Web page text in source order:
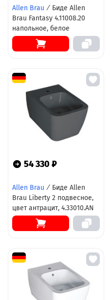
Allen Brau / Биде Allen
Brau Fantasy 4.11008.20
напольное, белое
54 330 ₽
Allen Brau / Биде Allen
Brau Liberty 2 подвесное,
цвет антрацит, 4.33010.AN